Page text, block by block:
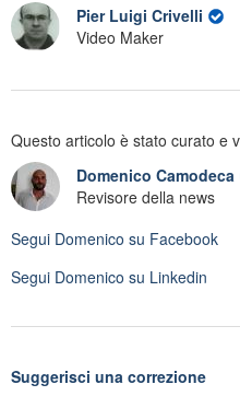
Pier Luigi Crivelli
Video Maker
Questo articolo è stato curato e
Domenico Camodeca
Revisore della news
Segui Domenico su Facebook
Segui Domenico su Linkedin
Suggerisci una correzione